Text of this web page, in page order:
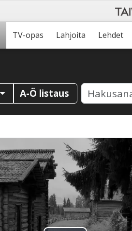
TV-opas Lahjoita Lehdet
A-Ö listaus